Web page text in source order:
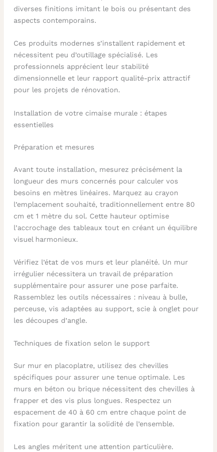
diverses finitions imitant le bois ou présentant des
aspects contemporains.
Ces produits modernes s’installent rapidement et
nécessitent peu d’outillage spécialisé. Les
professionnels apprécient leur stabilité
dimensionnelle et leur rapport qualité-prix attractif
pour les projets de rénovation.
Installation de votre cimaise murale : étapes
essentielles
Préparation et mesures
Avant toute installation, mesurez précisément la
longueur des murs concernés pour calculer vos
besoins en mètres linéaires. Marquez au crayon
l’emplacement souhaité, traditionnellement entre 80
cm et 1 mètre du sol. Cette hauteur optimise
l’accrochage des tableaux tout en créant un équilibre
visuel harmonieux.
Vérifiez l’état de vos murs et leur planéité. Un mur
irrégulier nécessitera un travail de préparation
supplémentaire pour assurer une pose parfaite.
Rassemblez les outils nécessaires : niveau à bulle,
perceuse, vis adaptées au support, scie à onglet pour
les découpes d’angle.
Techniques de fixation selon le support
Sur mur en placoplatre, utilisez des chevilles
spécifiques pour assurer une tenue optimale. Les
murs en béton ou brique nécessitent des chevilles à
frapper et des vis plus longues. Respectez un
espacement de 40 à 60 cm entre chaque point de
fixation pour garantir la solidité de l’ensemble.
Les angles méritent une attention particulière.